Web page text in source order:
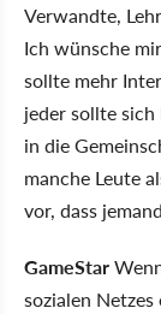
Verwandte,
Ich wünsche
sollte mehr
jeder sollte
in die
manche Leute
vor, dass
GameStar
sozialen